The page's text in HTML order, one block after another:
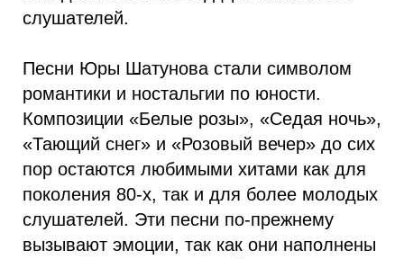
слушателей.
Песни Юры Шатунова стали символом
романтики и ностальгии по юности.
Композиции «Белые розы», «Седая ночь»,
«Тающий снег» и «Розовый вечер» до сих
пор остаются любимыми хитами как для
поколения 80-х, так и для более молодых
слушателей. Эти песни по-прежнему
вызывают эмоции, так как они наполнены